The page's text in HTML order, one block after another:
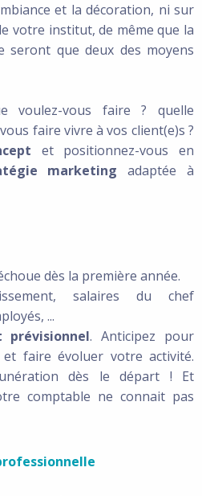
et la décoration, ni sur
votre institut, de même que la
seront que deux des moyens
voulez-vous faire ? quelle
faire vivre à vos client(e)s ?
et positionnez-vous en
marketing adaptée à
dès la première année.
salaires du chef
...
prévisionnel. Anticipez pour
faire évoluer votre activité.
dès le départ ! Et
comptable ne connait pas